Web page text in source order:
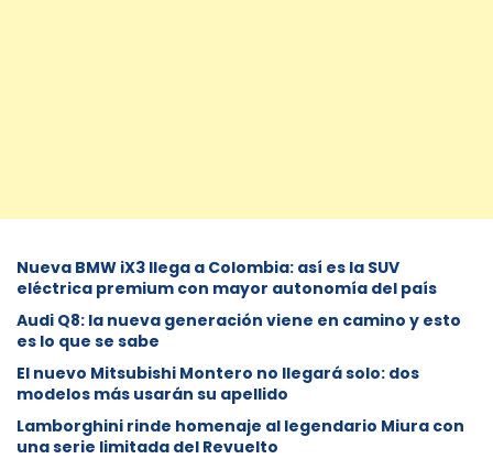
Nueva BMW iX3 llega a Colombia: así es la SUV
eléctrica premium con mayor autonomía del país
Audi Q8: la nueva generación viene en camino y esto
es lo que se sabe
⁠El nuevo Mitsubishi Montero no llegará solo: dos
modelos más usarán su apellido
Lamborghini rinde homenaje al legendario Miura con
una serie limitada del Revuelto